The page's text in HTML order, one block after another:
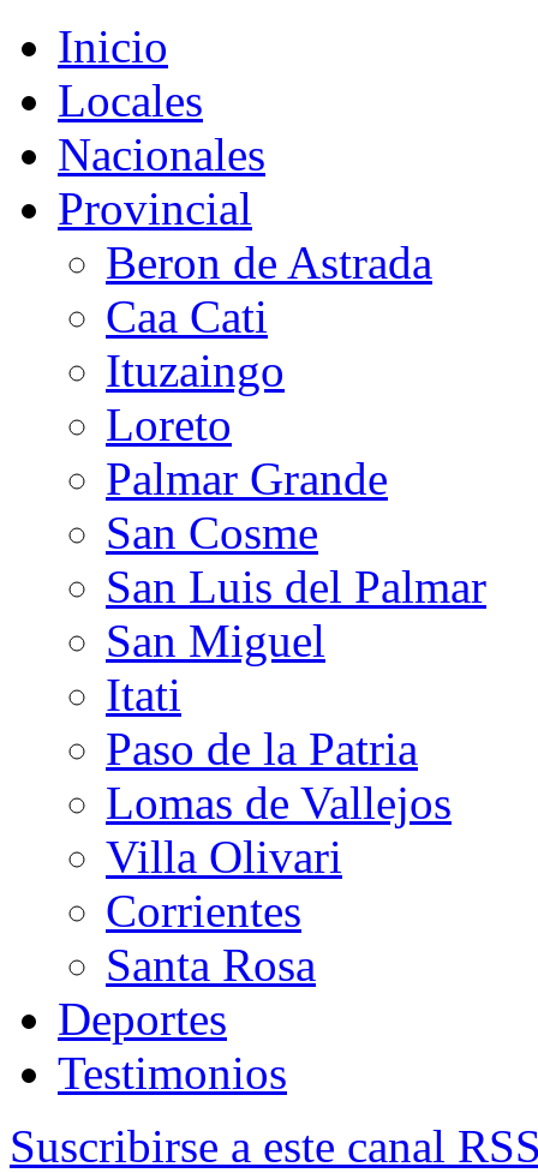
Inicio
Locales
Nacionales
Provincial
Beron de Astrada
Caa Cati
Ituzaingo
Loreto
Palmar Grande
San Cosme
San Luis del Palmar
San Miguel
Itati
Paso de la Patria
Lomas de Vallejos
Villa Olivari
Corrientes
Santa Rosa
Deportes
Testimonios
Suscribirse a este canal